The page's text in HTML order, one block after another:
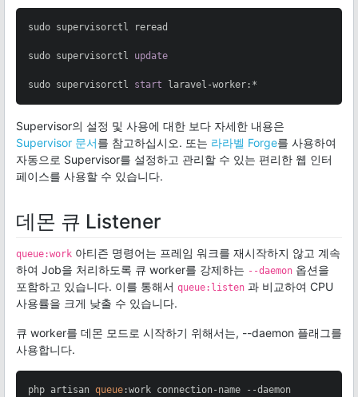
sudo supervisorctl reread
sudo supervisorctl update
sudo supervisorctl start laravel-worker:*
Supervisor의 설정 및 사용에 대한 보다 자세한 내용은
Supervisor 문서를 참고하십시오. 또는 라라벨 Forge를 사용하여
자동으로 Supervisor를 설정하고 관리할 수 있는 편리한 웹 인터
페이스를 사용할 수 있습니다.
데몬 큐 Listener
queue:work 아티즌 명령어는 프레임 워크를 재시작하지 않고 계속
하여 Job을 처리하도록 큐 worker를 강제하는 --daemon 옵션을
포함하고 있습니다. 이를 통해서 queue:listen 과 비교하여 CPU
사용률을 크게 낮출 수 있습니다.
큐 worker를 데몬 모드로 시작하기 위해서는, --daemon 플래그를
사용합니다.
php artisan queue :work connection-name --daemon